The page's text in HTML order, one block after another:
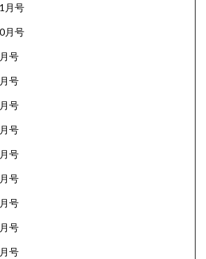
月号
月号
号
号
号
号
号
号
号
号
号